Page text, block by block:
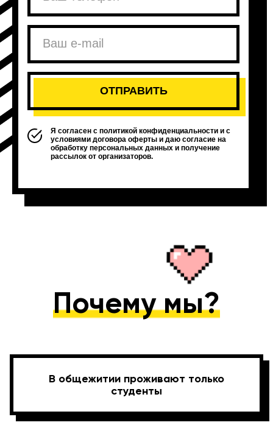
Я согласен с политикой конфиденциальности и с
условиями договора оферты и даю согласие на
обработку персональных данных и получение
рассылок от организаторов.
Почему мы?
В общежитии проживают только
студенты